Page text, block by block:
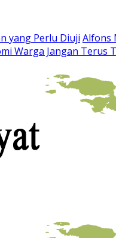
yang Perlu Diuji Alfons
Warga Jangan Terus